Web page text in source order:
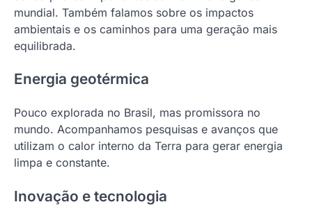
mundial. Também falamos sobre os impactos
ambientais e os caminhos para uma geração mais
equilibrada.
Energia geotérmica
Pouco explorada no Brasil, mas promissora no
mundo. Acompanhamos pesquisas e avanços que
utilizam o calor interno da Terra para gerar energia
limpa e constante.
Inovação e tecnologia